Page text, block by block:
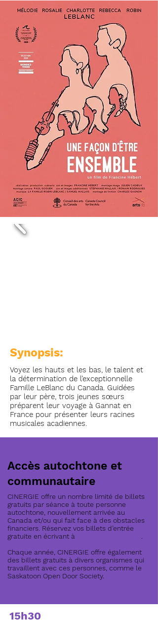
Synopsis:
Voyez les hauts et les bas, le talent et
la détermination de l’exceptionnelle
Famille LeBlanc du Canada. Guidées
par leur père, trois jeunes sœurs
préparent leur voyage à Gannat en
France pour présenter leurs racines
musicales acadiennes.
Accès autochtone et
communautaire
CINERGIE offre un nombre limité de billets
gratuits par séance à toute personne
autochtone, nouvellement arrivée au
Canada et/ou qui fait face à des obstacles
financiers. Réservez vos billets d’entrée
gratuite en écrivant à
Chaque année, CINERGIE offre également
des billets gratuits à divers organismes qui
travaillent avec ces personnes, comme le
Saskatoon Open Door Society.
15h30